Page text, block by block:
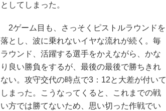
としてしまった。
2ゲーム目も、さっそくピストルラウンドを
落とし、波に乗れないイヤな流れが続く。毎
ラウンド、活躍する選手をかえながら、かな
り良い勝負をするが、最後の最後で勝ちきれ
ない。攻守交代の時点で3：12と大差が付いて
しまった。こうなってくると、これまでの戦
い方では勝てないため、思い切った作戦でい